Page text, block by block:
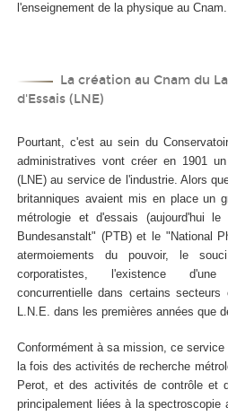
l'enseignement de la physique au Cnam.
La création au Cnam du
d'Essais (LNE)
Pourtant, c'est au sein du
administratives vont créer en 1901
(LNE) au service de l'industrie. Alors
britanniques avaient mis en place un
métrologie et d'essais (aujourd'hui le
Bundesanstalt" (PTB) et le "National
atermoiements du pouvoir, le
corporatistes, l'existence d'une
concurrentielle dans certains
L.N.E. dans les premières années que
Conformément à sa mission, ce
la fois des activités de recherche
Perot, et des activités de contrôle et
principalement liées à la spectroscopie